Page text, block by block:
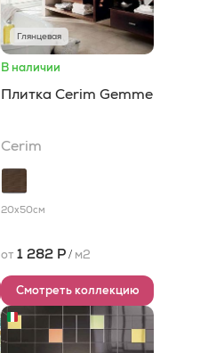
Глянцевая
В наличии
Плитка Cerim Gemme
Cerim
20x50см
от 1 282 Р/ м2
Смотреть коллекцию